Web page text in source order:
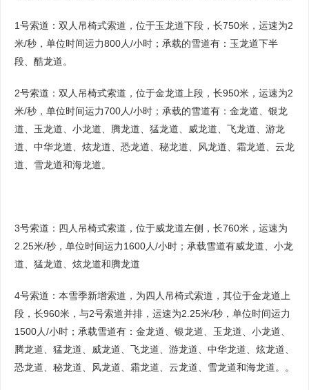
1号索道：双人吊椅式索道，位于玉龙道下段，长750米，运速为2
米/秒，单位时间运力800人/小时；承载的雪道有：玉龙道下半
段、酷龙道。
2号索道：双人吊椅式索道，位于金龙道上段，长950米，运速为2
米/秒，单位时间运力700人/小时；承载的雪道有：金龙道、银龙
道、玉龙道、小龙道、腾龙道、猛龙道、威龙道、飞龙道、游龙
道、中华龙道、炫龙道、恐龙道、秘龙道、风龙道、霜龙道、云龙
道、雪龙道和海龙道。
3号索道：四人吊椅式索道，位于威龙道左侧，长760米，运速为
2.25米/秒，单位时间运力1600人/小时；承载雪道有威龙道、小龙
道、猛龙道、炫龙道和腾龙道
4号索道：本雪季新增索道，为四人吊椅式索道，其位于金龙道上
段，长960米，与2号索道并排，运速为2.25米/秒，单位时间运力
1500人/小时；承载雪道有：金龙道、银龙道、玉龙道、小龙道、
腾龙道、猛龙道、威龙道、飞龙道、游龙道、中华龙道、炫龙道、
恐龙道、秘龙道、风龙道、霜龙道、云龙道、雪龙道和海龙道。。